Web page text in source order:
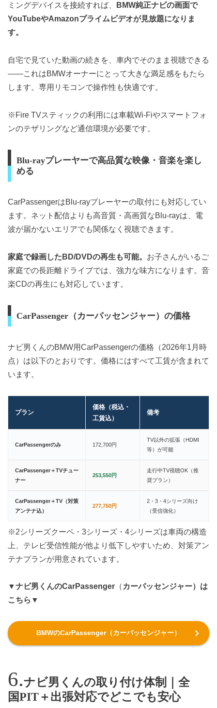
ミングデバイスを接続すれば、
BMW純正ナビの画面で
YouTubeやAmazonプライムビデオが見放題になりま
す。
自宅で見ていた動画の続きを、車内でそのまま視聴できる
——これはBMWオーナーにとって大きな満足感をもたら
します。専用リモコンで操作性も快適です。
※Fire TVスティックの利用には車載Wi-Fiやスマートフォ
ンのテザリングなど通信環境が必要です。
Blu-rayプレーヤーで高品質な映像・音楽を楽し
める
CarPassengerはBlu-rayプレーヤーの取付にも対応してい
ます。ネット配信よりも高音質・高画質なBlu-rayは、電
波が届かないエリアでも関係なく視聴できます。
家庭で録画したBD/DVDの再生も可能。 お子さんがいるご
家庭での長距離ドライブでは、強力な味方になります。音
楽CDの再生にも対応しています。
CarPassenger（カーパッセンジャー）の価格
ナビ男くんのBMW用CarPassengerの価格（2026年1月時
点）は以下のとおりです。価格にはすべて工賃が含まれて
います。
プラン
価格（税込・
工賃込）
備考
CarPassengerのみ 172,700円
TV以外の拡張（HDMI
等）が可能
CarPassenger＋TVチュー
ナー
253,550円
走行中TV視聴OK（推
奨プラン）
CarPassenger＋TV（対策
アンテナ込）
277,750円
2・3・4シリーズ向け
（受信強化）
※2シリーズクーペ・3シリーズ・4シリーズは車両の構造
上、テレビ受信性能が他より低下しやすいため、対策アン
テナプランが用意されています。
▼ナビ男くんのCarPassenger （ カーパッセンジャー）は
こちら▼
BMWのCarPassenger（カーパッセンジャー）
ナビ男くんの取り付け体制｜全
国PIT＋出張対応でどこでも安心